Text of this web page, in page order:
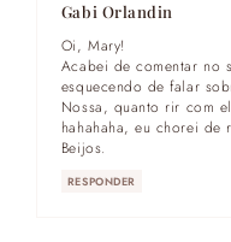
Gabi Orlandin
Oi, Mary!
Acabei de comentar no
esquecendo de falar
Nossa, quanto rir com
hahahaha, eu chorei de
Beijos.
RESPONDER